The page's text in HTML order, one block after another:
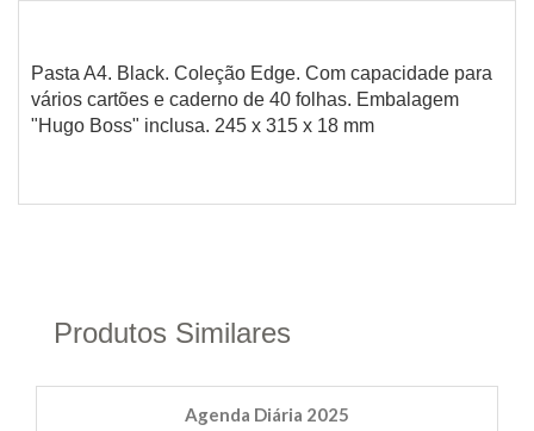
Pasta A4. Black. Coleção Edge. Com capacidade para
vários cartões e caderno de 40 folhas. Embalagem
"Hugo Boss" inclusa. 245 x 315 x 18 mm
Produtos Similares
Agenda Diária 2025